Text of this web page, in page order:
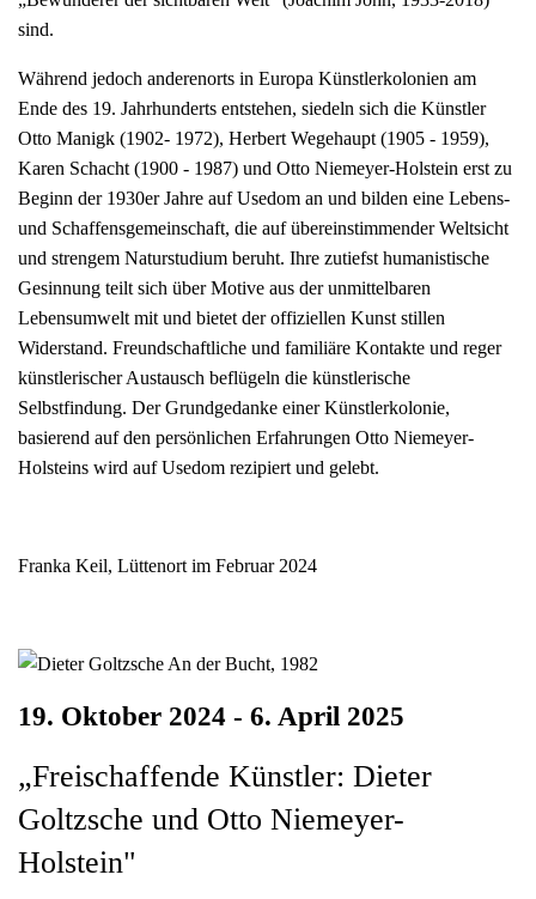
sind.
Während jedoch anderenorts in Europa Künstlerkolonien am
Ende des 19. Jahrhunderts entstehen, siedeln sich die Künstler
Otto Manigk (1902- 1972), Herbert Wegehaupt (1905 - 1959),
Karen Schacht (1900 - 1987) und Otto Niemeyer-Holstein erst zu
Beginn der 1930er Jahre auf Usedom an und bilden eine Lebens-
und Schaffensgemeinschaft, die auf übereinstimmender Weltsicht
und strengem Naturstudium beruht. Ihre zutiefst humanistische
Gesinnung teilt sich über Motive aus der unmittelbaren
Lebensumwelt mit und bietet der offiziellen Kunst stillen
Widerstand. Freundschaftliche und familiäre Kontakte und reger
künstlerischer Austausch beflügeln die künstlerische
Selbstfindung. Der Grundgedanke einer Künstlerkolonie,
basierend auf den persönlichen Erfahrungen Otto Niemeyer-
Holsteins wird auf Usedom rezipiert und gelebt.
Franka Keil, Lüttenort im Februar 2024
19. Oktober 2024 - 6. April 2025
„Freischaffende Künstler: Dieter
Goltzsche und Otto Niemeyer-
Holstein"